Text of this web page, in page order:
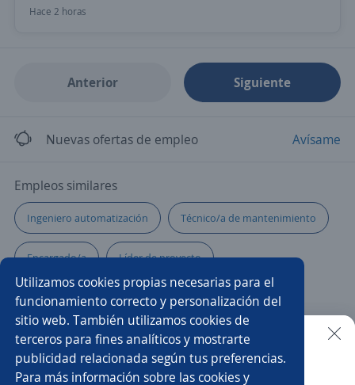
Utilizamos cookies propias necesarias para el
funcionamiento correcto y personalización del
sitio web. También utilizamos cookies de
terceros para fines analíticos y mostrarte
publicidad relacionada según tus preferencias.
Para más información sobre las cookies y
Hace 2 horas
Anterior Siguiente
Nuevas ofertas de empleo Avísame
Empleos similares
Ingeniero automatización Técnico/a de mantenimiento
Encargado/a Líder de proyecto
Analista de recursos humanos Programador/a
Ayudante de cocina Supervisor/a ssoma
Supervisor/a de terreno Técnico/a químico
Buscar es más fácil en la app